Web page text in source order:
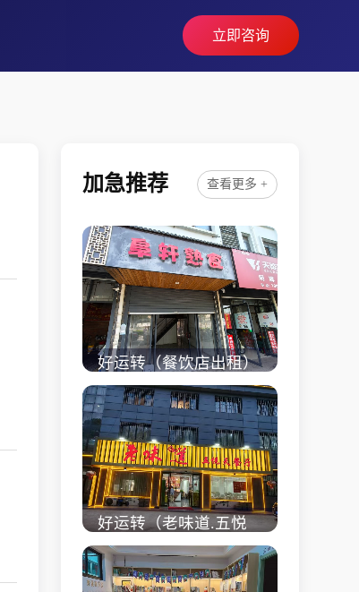
立即咨询
加急推荐 查看更多 +
好运转（餐饮店出租）
桐乡市濮院小区门口学
校对面旺铺出租
立即查看 +
好运转（老味道.五悦
天餐厅）做了近4年的
餐饮店转让、主要房租